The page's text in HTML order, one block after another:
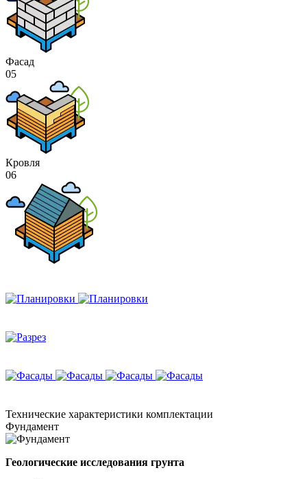
Фасад
05
Кровля
06
Технические характеристики комплектации
Фундамент
Геологические исследования грунта